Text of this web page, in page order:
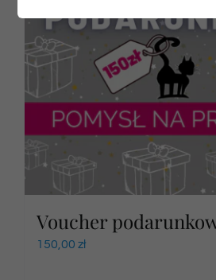
Voucher
150,00 zł